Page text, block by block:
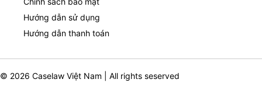
Hướng dẫn sử dụng
Hướng dẫn thanh toán
© 2026 Caselaw Việt Nam | All rights seserved